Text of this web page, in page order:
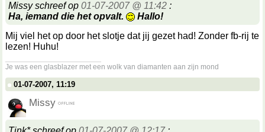
Missy schreef op 01-07-2007 @ 11:42 :
Ha, iemand die het opvalt.
Hallo!
Mij viel het op door het slotje dat jij gezet had! Zonder fb-rij te
lezen! Huhu!
Je was een glasblazer met een wolk van diamanten aan zijn mond
01-07-2007, 11:19
Missy